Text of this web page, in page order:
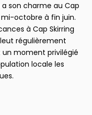
son charme au Cap
mi-octobre à fin juin.
à Cap Skirring
régulièrement
un moment privilégié
locale les